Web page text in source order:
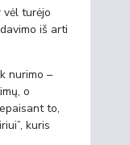
vėl turėjo
iš arti
nurimo –
o
to,
kuris